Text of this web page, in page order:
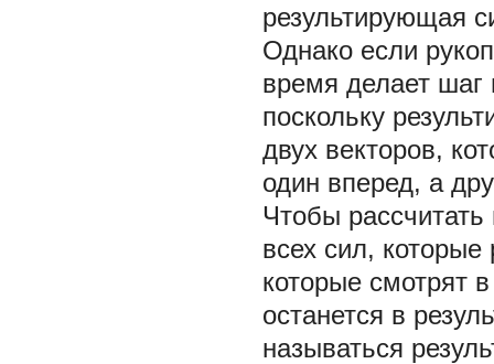
результирующая
Однако если
время делает шаг
поскольку
двух векторов,
один вперед, а
Чтобы
всех сил,
которые смотрят
останется в
называться